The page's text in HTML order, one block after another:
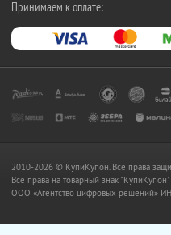
Принимаем к оплате:
2010-2026 © КупиКупон. Все права
Все права на товарный знак
OOO «Агентство цифровых решений»